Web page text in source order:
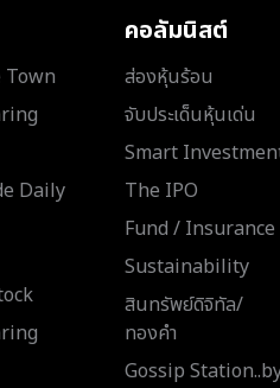
Town
Daily
คอลัมนิสต์
ส่องหุ้นร้อน
จับประเด็นหุ้นเด่น
Smart
The IPO
Fund / Insurance
Sustainability
สินทรัพย์ดิจิทัล/
ทองคำ
Gossip